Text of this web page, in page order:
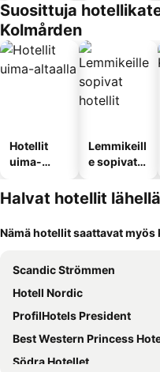
Suosittuja
Kolmården
Hotellit
uima-
Lemmikeill
e sopivat
Halvat hotellit
Nämä hotellit saattavat myös
Scandic Strömmen
Hotell Nordic
ProfilHotels President
Best Western Princess
Södra Hotellet